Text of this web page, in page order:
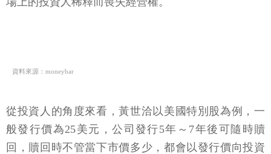
資料來源：moneybar
從投資人的角度來看，黃世洽以美國特別股為例，一
般發行價為25美元，公司發行5年～7年後可隨時贖
回，贖回時不管當下市價多少，都會以發行價向投資